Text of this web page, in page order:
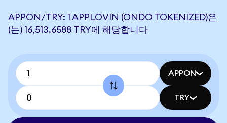
APPON/TRY: 1 APPLOVIN (ONDO TOKENIZED)은
(는) 16,513.6588 TRY에 해당합니다
APPON
TRY